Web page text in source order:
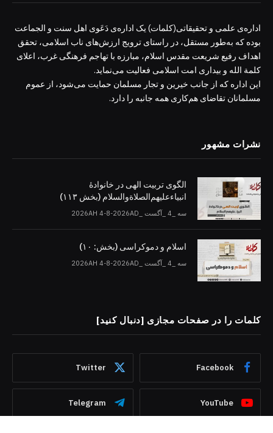
اداره‌ی علمی و تحقیقاتی(کلمات) یک اداره‌ی دَعَوی اهل سنت و الجماعت
بوده که به‌طور مستقل، در راستای ترویج ارزش‌های ناب اسلامی، تحقق
اهداف رفیع شریعت مقدس اسلام، مبارزه با تهاجم فرهنگی غرب، اعلای
کلمة الله و بیداری امت اسلامی فعالیت می‌نماید.
این اداره که از جانب خیرین و تجار مسلمان حمایت می‌شود، از عموم
مسلمانان تقاضای هم‌کاری همه جانبه را دارد.
نشرات مشهور
الگوی تربیت الهی در خانوادۀ
انبیاءعلیهم‌الصلاةو‌السلام (بخش ۱۱۳)
سه _4 _آگست _2026AH 4-8-2026AD
اسلام و دموکراسی (بخش: ۱۰)
سه _4 _آگست _2026AH 4-8-2026AD
کلمات را در صفحات مجازی [دنبال کنید]
Facebook
Twitter
YouTube
Telegram